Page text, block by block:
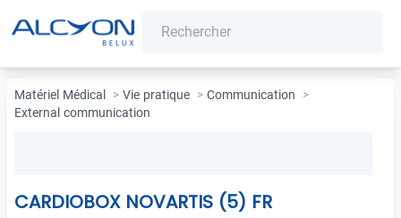
Matériel Médical > Vie pratique > Communication
>
External communication
CARDIOBOX NOVARTIS (5) FR